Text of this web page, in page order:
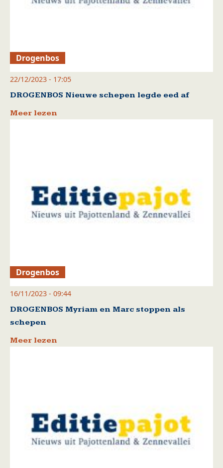
Drogenbos
22/12/2023 - 17:05
DROGENBOS Nieuwe schepen legde eed af
Meer lezen
Drogenbos
16/11/2023 - 09:44
DROGENBOS Myriam en Marc stoppen als
schepen
Meer lezen